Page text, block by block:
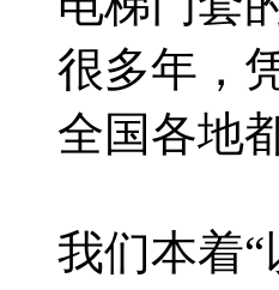
很多年，
全国各地
我们本着